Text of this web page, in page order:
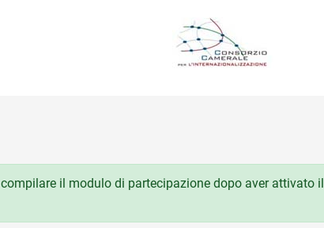
il modulo di partecipazione dopo aver attivato il